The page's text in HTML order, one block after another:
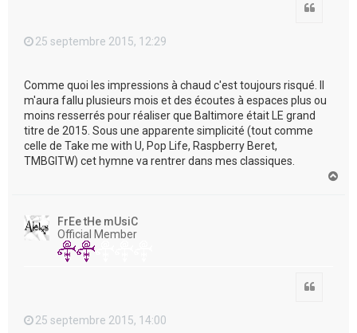
25 septembre 2015, 12:29
Comme quoi les impressions à chaud c'est toujours risqué. Il
m'aura fallu plusieurs mois et des écoutes à espaces plus ou
moins resserrés pour réaliser que Baltimore était LE grand
titre de 2015. Sous une apparente simplicité (tout comme
celle de Take me with U, Pop Life, Raspberry Beret,
TMBGITW) cet hymne va rentrer dans mes classiques.
FrEe tHe mUsiC
Official Member
25 septembre 2015, 14:00